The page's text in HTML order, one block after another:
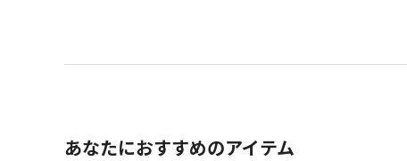
あなたにおすすめのアイテム